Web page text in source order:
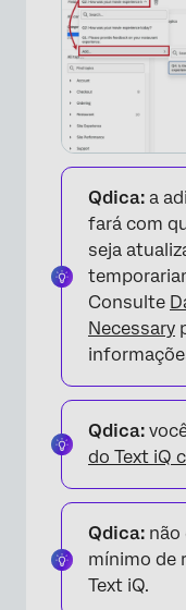
Qdica: a
fará com
seja
Consulte
Necessary
Qdica:
do Text iQ
Qdica: não
mínimo de
Text iQ.